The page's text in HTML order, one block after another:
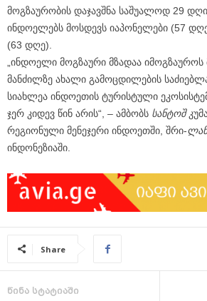
მოგზაურობის დაჯავშნა საშუალოდ 29
ინდოელებს მოსდევს იაპონელები (57
(63 დღე).
„ინდოელი მოგზაური მზადაა
მანძილზე ახალი გამოცდილების
სიახლეა ინდოეთის ტურისტული
ჯერ კიდევ წინ არის“, – ამბობს სანტოშ
რეგიონული მენეჯერი ინდოეთში, შრი-
ინდონეზიაში.
Share
წინა სტატიაში